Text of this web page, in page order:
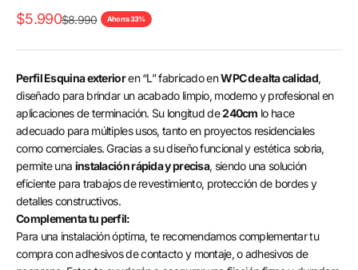
Precio de oferta
$5.990Precio normal
$8.990 Ahorra 33%
Perfil Esquina exterioren “L” fabricado enWPC de alta calidad,
diseñado para brindar un acabado limpio, moderno y profesional en
aplicaciones de terminación. Su longitud de240cm lo hace
adecuado para múltiples usos, tanto en proyectos residenciales
como comerciales. Gracias a su diseño funcional y estética sobria,
permite una instalación rápida y precisa, siendo una solución
eficiente para trabajos de revestimiento, protección de bordes y
detalles constructivos.
Complementa tu perfil:
Para una instalación óptima, te recomendamos complementar tu
compra con adhesivos de contacto y montaje, o adhesivos de